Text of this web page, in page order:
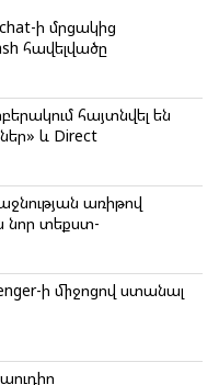
ի մրցակից
հավելվածը
հայտնվել են
և Direct
առիթով
նոր տեքստ-
ի միջոցով ստանալ